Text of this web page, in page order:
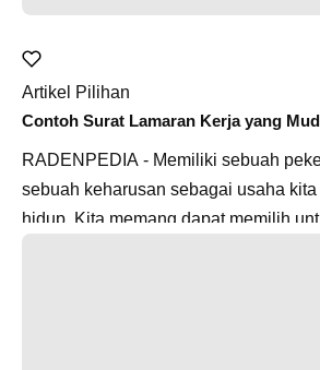
Artikel Pilihan
Contoh Surat Lamaran Kerja yang
RADENPEDIA - Memiliki sebuah pekerjaan menjadi
sebuah keharusan sebagai usaha
hidup. Kita memang dapat memilih